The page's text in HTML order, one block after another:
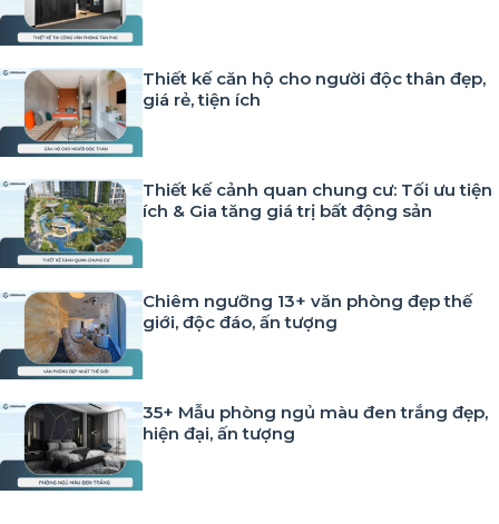
Thiết kế căn hộ cho người độc thân đẹp,
giá rẻ, tiện ích
Thiết kế cảnh quan chung cư: Tối ưu tiện
ích & Gia tăng giá trị bất động sản
Chiêm ngưỡng 13+ văn phòng đẹp thế
giới, độc đáo, ấn tượng
35+ Mẫu phòng ngủ màu đen trắng đẹp,
hiện đại, ấn tượng